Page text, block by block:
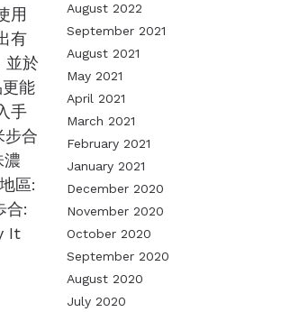
用
有
並於
能
手
步合
濃
區:
合:
It
August 2022
September 2021
August 2021
May 2021
April 2021
March 2021
February 2021
January 2021
December 2020
November 2020
October 2020
September 2020
August 2020
July 2020